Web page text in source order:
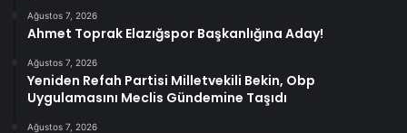
Ağustos 7, 2026
Ahmet Toprak Elazığspor Başkanlığına Aday!
Ağustos 7, 2026
Yeniden Refah Partisi Milletvekili Bekin, Obp
Uygulamasını Meclis Gündemine Taşıdı
Ağustos 7, 2026